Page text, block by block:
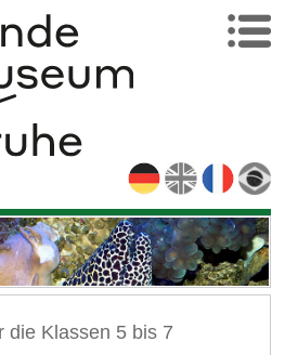
die Klassen 5 bis 7